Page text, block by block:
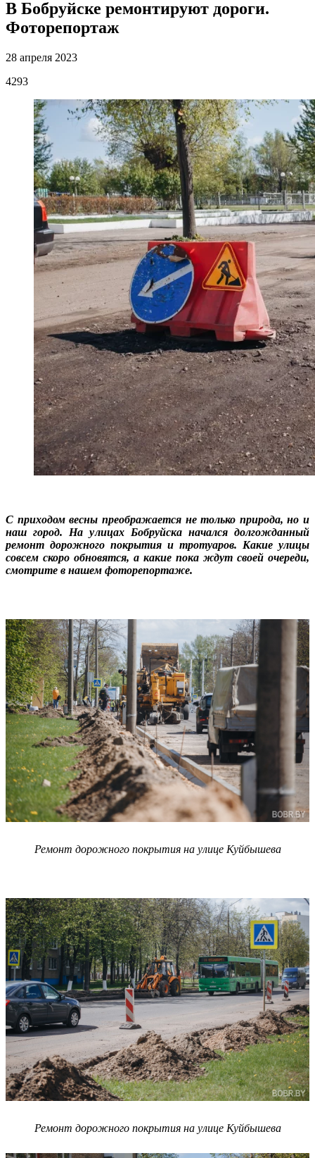
В Бобруйске ремонтируют дороги.
Фоторепортаж
28 апреля 2023
4293
С приходом весны преображается не только природа, но и
наш город. На улицах Бобруйска начался долгожданный
ремонт дорожного покрытия и тротуаров. Какие улицы
совсем скоро обновятся, а какие пока ждут своей очереди,
смотрите в нашем фоторепортаже.
Ремонт дорожного покрытия на улице Куйбышева
Ремонт дорожного покрытия на улице Куйбышева